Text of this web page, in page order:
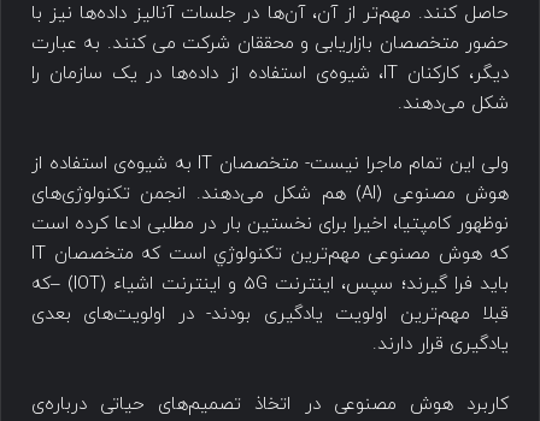
حاصل کنند. مهم‌تر از آن، آن‌ها در جلسات آنالیز داده‌ها نیز با
حضور متخصصان بازاریابی و محققان شرکت می کنند. به عبارت
دیگر، کارکنان IT، شیوه‌ی استفاده از داده‌ها در یک سازمان را
شکل می‌دهند.
ولی این تمام ماجرا نیست- متخصصان IT به شیوه‌ی استفاده از
هوش مصنوعی (AI) هم شکل می‌دهند. انجمن تکنولوژی‌های
نوظهور کامپتیا، اخیرا برای نخستین بار در مطلبی ادعا کرده است
که هوش مصنوعی مهم‌ترین تکنولوژي است که متخصصان IT
باید فرا گیرند؛ سپس، اینترنت 5G و اینترنت اشیاء (IOT) –که
قبلا مهم‌ترین اولویت یادگیری بودند- در اولویت‌های بعدی
یادگیری قرار دارند.
کاربرد هوش مصنوعی در اتخاذ تصمیم‌های حیاتی درباره‌ی